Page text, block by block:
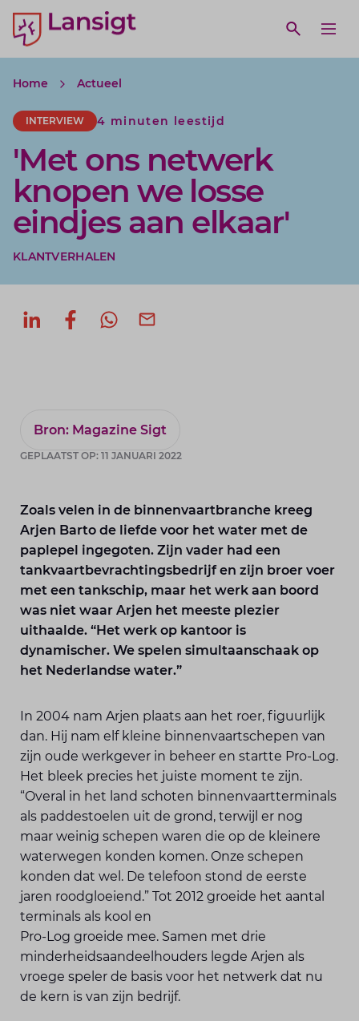
Lansigt Accountants logo
Open
search website
Home Actueel
INTERVIEW 4 minuten leestijd
'Met ons netwerk
knopen we losse
eindjes aan elkaar'
KLANTVERHALEN
Deel op LinkedIn
Deel op Facebook
Bron: Magazine Sigt
GEPLAATST OP: 11 JANUARI 2022
Zoals velen in de binnenvaartbranche kreeg
Arjen Barto de liefde voor het water met de
paplepel ingegoten. Zijn vader had een
tankvaartbevrachtingsbedrijf en zijn broer voer
met een tankschip, maar het werk aan boord
was niet waar Arjen het meeste plezier
uithaalde. “Het werk op kantoor is
dynamischer. We spelen simultaanschaak op
het Nederlandse water.”
In 2004 nam Arjen plaats aan het roer, figuurlijk
dan. Hij nam elf kleine binnenvaartschepen van
zijn oude werkgever in beheer en startte Pro-Log.
Het bleek precies het juiste moment te zijn.
“Overal in het land schoten binnenvaartterminals
als paddestoelen uit de grond, terwijl er nog
maar weinig schepen waren die op de kleinere
waterwegen konden komen. Onze schepen
konden dat wel. De telefoon stond de eerste
jaren roodgloeiend.” Tot 2012 groeide het aantal
terminals als kool en
Pro-Log groeide mee. Samen met drie
minderheidsaandeelhouders legde Arjen als
vroege speler de basis voor het netwerk dat nu
de kern is van zijn bedrijf.